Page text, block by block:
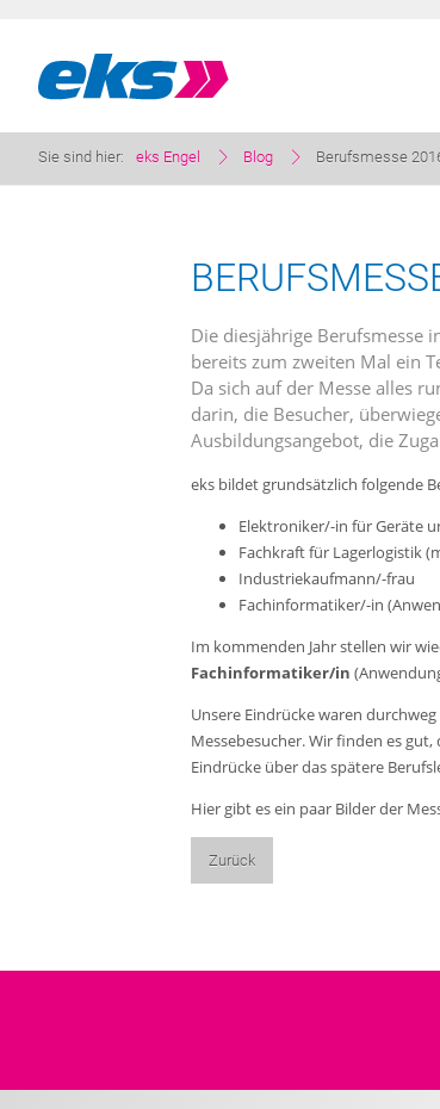
Sie sind hier: eks Engel Blog Berufsmesse
Die diesjährige Berufsmesse
bereits zum zweiten Mal ein
Da sich auf der Messe alles
darin, die Besucher,
Ausbildungsangebot, die
eks bildet grundsätzlich folgende
Elektroniker/-in für Geräte
Fachkraft für Lagerlogistik
Industriekaufmann/-frau
Fachinformatiker/-in
Im kommenden Jahr stellen wir
Fachinformatiker/in
Unsere Eindrücke waren
Messebesucher. Wir finden es
Eindrücke über das spätere
Hier gibt es ein paar Bilder der
Zurück